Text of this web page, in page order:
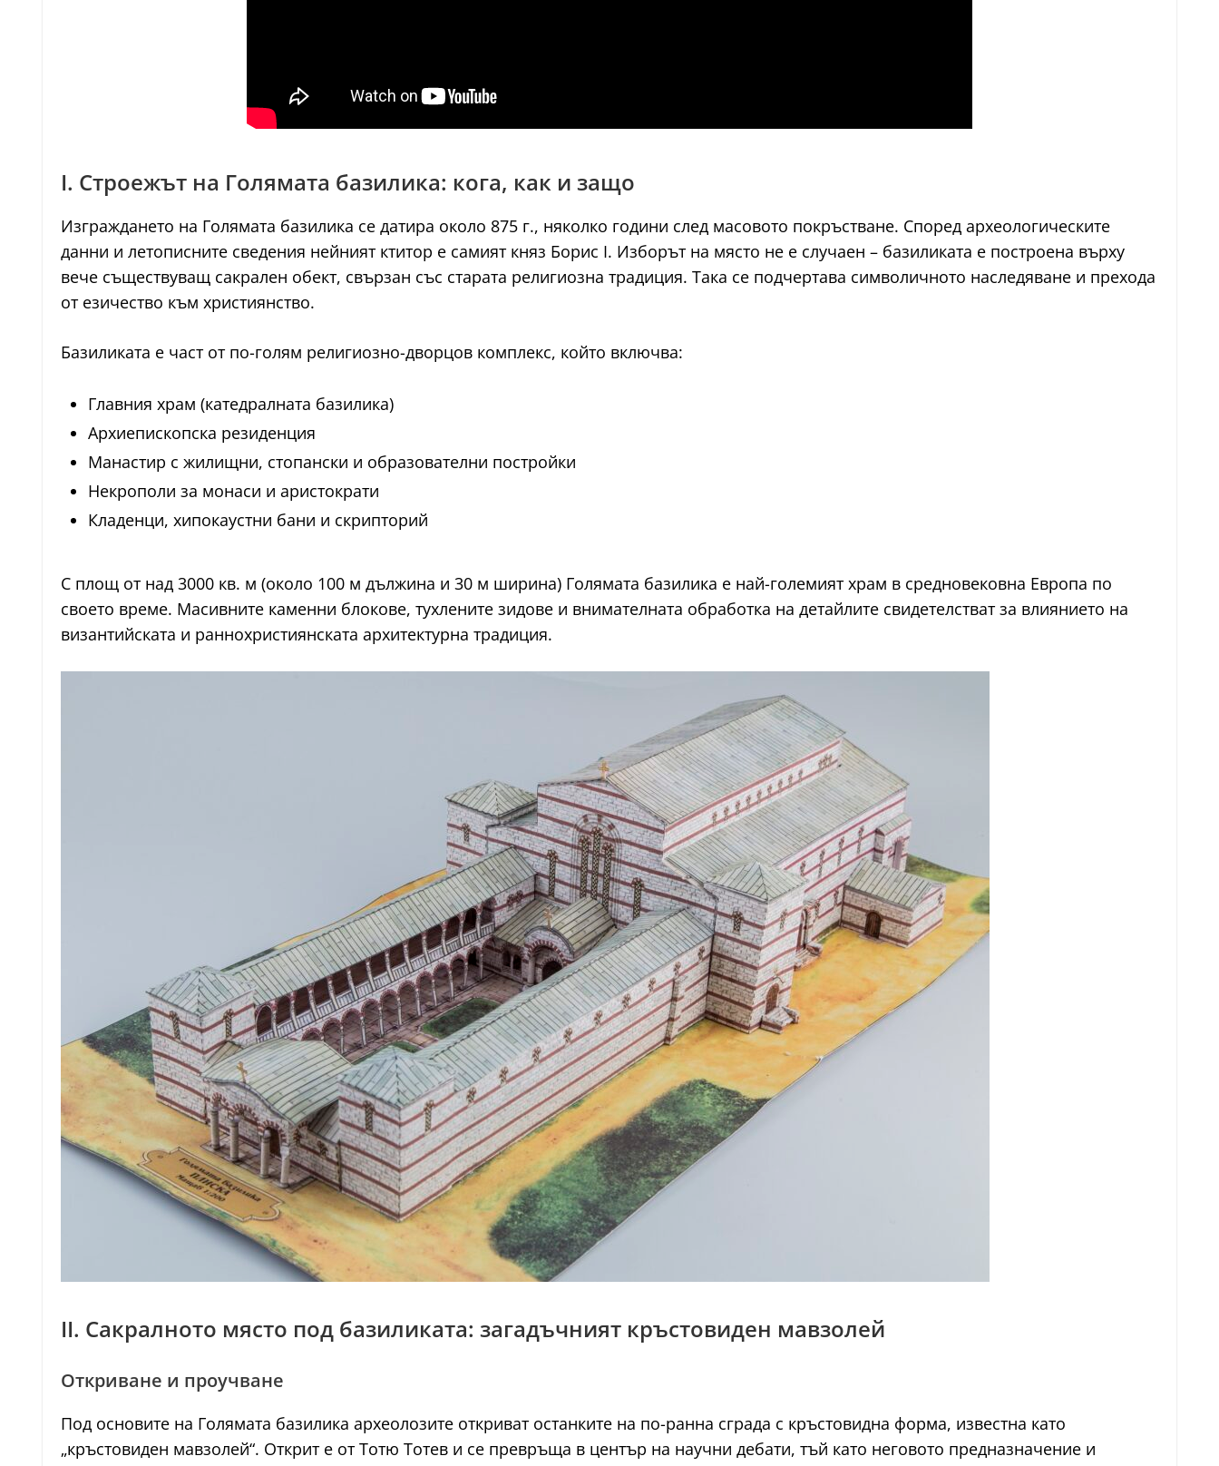
I. Строежът на Голямата базилика: кога, как и защо
Изграждането на Голямата базилика се датира около 875 г., няколко години след масовото покръстване. Според археологическите
данни и летописните сведения нейният ктитор е самият княз Борис I. Изборът на място не е случаен – базиликата е построена върху
вече съществуващ сакрален обект, свързан със старата религиозна традиция. Така се подчертава символичното наследяване и прехода
от езичество към християнство.
Базиликата е част от по-голям религиозно-дворцов комплекс, който включва:
Главния храм (катедралната базилика)
Архиепископска резиденция
Манастир с жилищни, стопански и образователни постройки
Некрополи за монаси и аристократи
Кладенци, хипокаустни бани и скрипторий
С площ от над 3000 кв. м (около 100 м дължина и 30 м ширина) Голямата базилика е най-големият храм в средновековна Европа по
своето време. Масивните каменни блокове, тухлените зидове и внимателната обработка на детайлите свидетелстват за влиянието на
византийската и раннохристиянската архитектурна традиция.
II. Сакралното място под базиликата: загадъчният кръстовиден мавзолей
Откриване и проучване
Под основите на Голямата базилика археолозите откриват останките на по-ранна сграда с кръстовидна форма, известна като
„кръстовиден мавзолей“. Открит е от Тотю Тотев и се превръща в център на научни дебати, тъй като неговото предназначение и